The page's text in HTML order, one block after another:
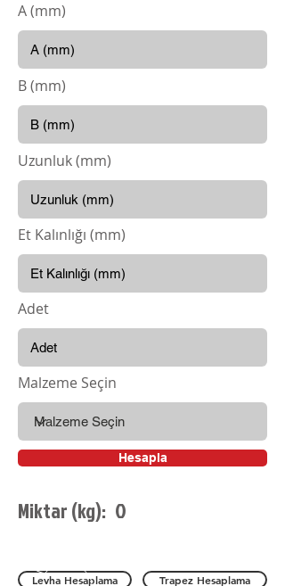
A (mm)
B (mm)
Uzunluk (mm)
Et Kalınlığı (mm)
Adet
Malzeme Seçin
Hesapla
Miktar (kg): 0
Levha Hesaplama Trapez Hesaplama